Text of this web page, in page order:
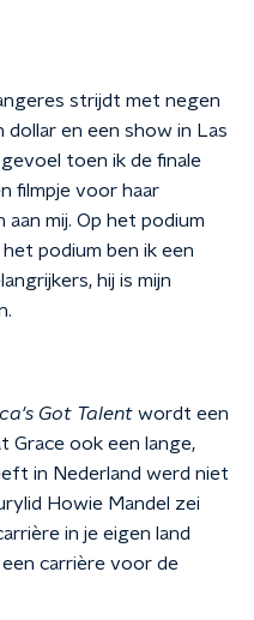
strijdt met negen
en een show in Las
toen ik de finale
filmpje voor haar
mij. Op het podium
podium ben ik een
hij is mijn
Got Talent wordt een
Grace ook een lange,
in Nederland werd niet
Howie Mandel zei
in je eigen land
carrière voor de